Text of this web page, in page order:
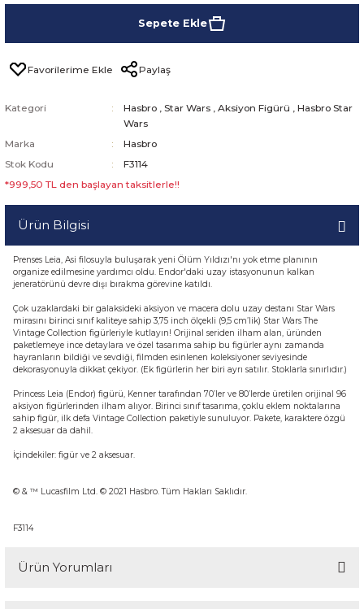
Sepete Ekle
Paylaş
Kategori Hasbro , Star Wars , Aksiyon Figürü , Hasbro Star
Wars
Marka
Hasbro
Stok Kodu
F3114
*999,50 TL den başlayan taksitlerle!!
Ürün Bilgisi
Prenses Leia, Asi filosuyla buluşarak yeni Ölüm Yıldızı'nı yok etme planının
organize edilmesine yardımcı oldu. Endor'daki uzay istasyonunun kalkan
jeneratörünü devre dışı bırakma görevine katıldı.
Çok uzaklardaki bir galaksideki aksiyon ve macera dolu uzay destanı Star Wars
mirasını birinci sınıf kaliteye sahip 3,75 inch ölçekli (9,5 cm’lik) Star Wars The
Vintage Collection figürleriyle kutlayın! Orijinal seriden ilham alan, üründen
paketlemeye ince detaylara ve özel tasarıma sahip bu figürler aynı zamanda
hayranların bildiği ve sevdiği, filmden esinlenen koleksiyoner seviyesinde
dekorasyonuyla dikkat çekiyor. (Ek figürlerin her biri ayrı satılır. Stoklarla sınırlıdır.)
Princess Leia (Endor) figürü, Kenner tarafından 70’ler ve 80’lerde üretilen orijinal 96
aksiyon figürlerinden ilham alıyor. Birinci sınıf tasarıma, çoklu eklem noktalarına
sahip figür, ilk defa Vintage Collection paketiyle sunuluyor. Pakete, karaktere özgü
2 aksesuar da dahil.
İçindekiler: figür ve 2 aksesuar.
© & ™ Lucasfilm Ltd. © 2021 Hasbro. Tüm Hakları Saklıdır.
F3114
Ürün Yorumları